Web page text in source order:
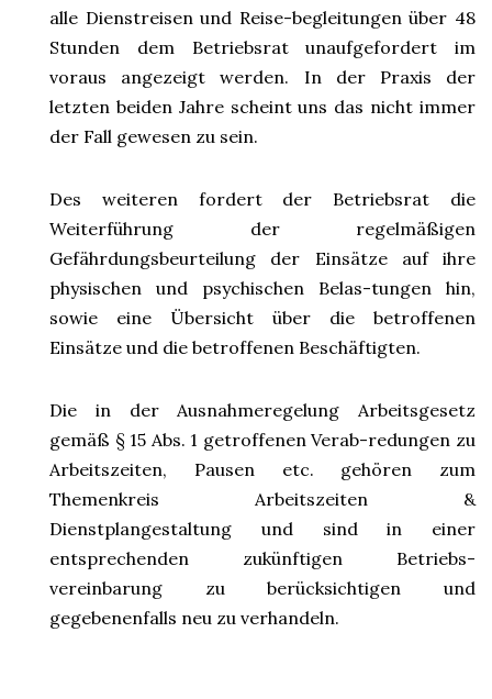
alle Dienstreisen und Reise-begleitungen über 48
Stunden dem Betriebsrat unaufgefordert im
voraus angezeigt werden. In der Praxis der
letzten beiden Jahre scheint uns das nicht immer
der Fall gewesen zu sein.
Des weiteren fordert der Betriebsrat die
Weiterführung der regelmäßigen
Gefährdungsbeurteilung der Einsätze auf ihre
physischen und psychischen Belas-tungen hin,
sowie eine Übersicht über die betroffenen
Einsätze und die betroffenen Beschäftigten.
Die in der Ausnahmeregelung Arbeitsgesetz
gemäß § 15 Abs. 1 getroffenen Verab-redungen zu
Arbeitszeiten, Pausen etc. gehören zum
Themenkreis Arbeitszeiten &
Dienstplangestaltung und sind in einer
entsprechenden zukünftigen Betriebs-
vereinbarung zu berücksichtigen und
gegebenenfalls neu zu verhandeln.